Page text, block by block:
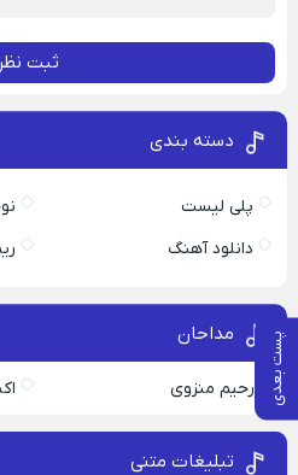
پست بعدی
ثبت نظر
دسته بندی
پلی لیست
دانلود آهنگ
مداحان
رحیم منزوی
تبلیغات متنی